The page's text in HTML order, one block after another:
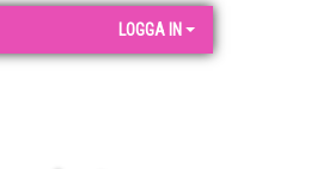
LOGGA IN